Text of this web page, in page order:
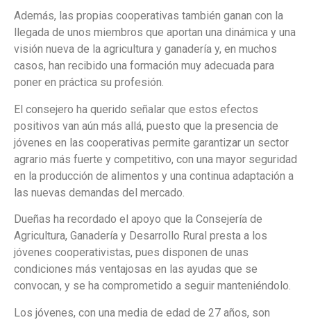
Además, las propias cooperativas también ganan con la
llegada de unos miembros que aportan una dinámica y una
visión nueva de la agricultura y ganadería y, en muchos
casos, han recibido una formación muy adecuada para
poner en práctica su profesión.
El consejero ha querido señalar que estos efectos
positivos van aún más allá, puesto que la presencia de
jóvenes en las cooperativas permite garantizar un sector
agrario más fuerte y competitivo, con una mayor seguridad
en la producción de alimentos y una continua adaptación a
las nuevas demandas del mercado.
Dueñas ha recordado el apoyo que la Consejería de
Agricultura, Ganadería y Desarrollo Rural presta a los
jóvenes cooperativistas, pues disponen de unas
condiciones más ventajosas en las ayudas que se
convocan, y se ha comprometido a seguir manteniéndolo.
Los jóvenes, con una media de edad de 27 años, son